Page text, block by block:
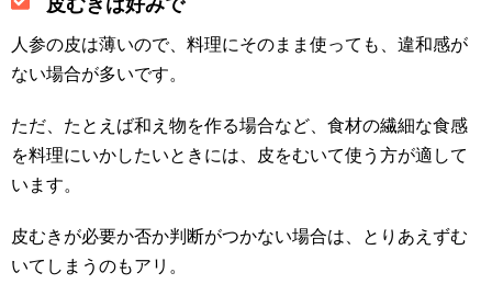
人参の皮は薄いので、料理にそのまま使っても、違和感が
ない場合が多いです。
ただ、たとえば和え物を作る場合など、食材の繊細な食感
を料理にいかしたいときには、皮をむいて使う方が適して
います。
皮むきが必要か否か判断がつかない場合は、とりあえずむ
いてしまうのもアリ。